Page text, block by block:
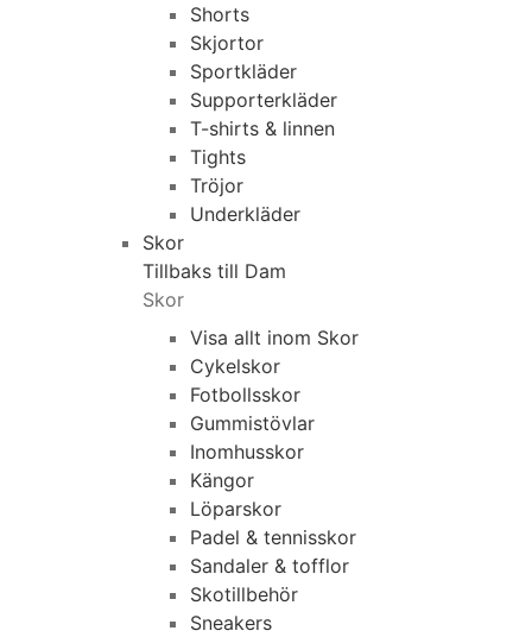
Shorts
Skjortor
Sportkläder
Supporterkläder
T-shirts & linnen
Tights
Tröjor
Underkläder
Skor
Tillbaks till Dam
Skor
Visa allt inom Skor
Cykelskor
Fotbollsskor
Gummistövlar
Inomhusskor
Kängor
Löparskor
Padel & tennisskor
Sandaler & tofflor
Skotillbehör
Sneakers